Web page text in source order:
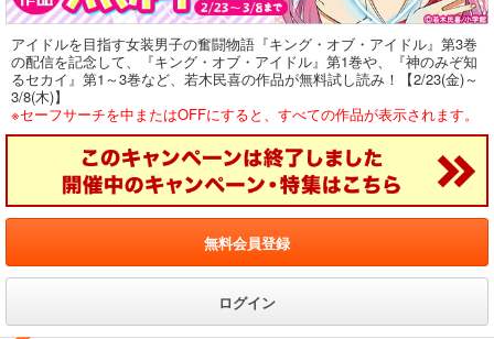
アイドルを目指す女装男子の奮闘物語『キング・オブ・アイドル』第3巻
の配信を記念して、『キング・オブ・アイドル』第1巻や、『神のみぞ知
るセカイ』第1～3巻など、若木民喜の作品が無料試し読み！【2/23(金)～
3/8(木)】
※セーフサーチを中またはOFFにすると、すべての作品が表示されます。
無料会員登録
ログイン